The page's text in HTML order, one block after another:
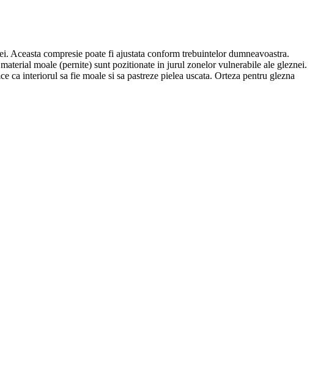
compresie poate fi ajustata conform trebuintelor dumneavoastra.
moale (pernite) sunt pozitionate in jurul zonelor vulnerabile ale gleznei.
interiorul sa fie moale si sa pastreze pielea uscata. Orteza pentru glezna